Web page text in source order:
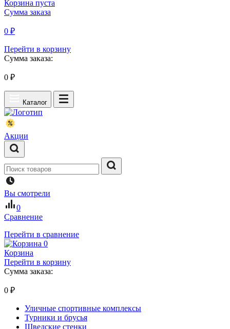
Корзина пуста
Сумма заказа
0 ₽
Перейти в корзину
Сумма заказа:
0 ₽
Каталог
Акции
Вы смотрели
0
Сравнение
Перейти в сравнение
0
Корзина
Перейти в корзину
Сумма заказа:
0 ₽
Уличные спортивные комплексы
Турники и брусья
Шведские стенки